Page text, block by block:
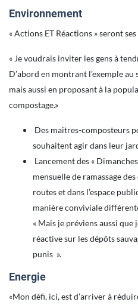
Environnement
« Actions ET Réactions » seront
« Je voudrais inviter les gens à
D’abord en montrant l’exemple
mais aussi en proposant à la
compostage.»
Des maitres-composteurs
souhaitent agir dans leur
Lancement des «
mensuelle de ramassage
routes et dans l’espace
manière conviviale
« Mais je préviens aussi
réactive sur les dépôts
punis ».
Energie
«Mon défi, ici, est d’arriver à